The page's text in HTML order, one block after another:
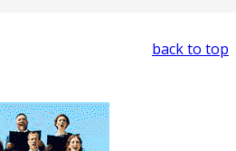
back to top